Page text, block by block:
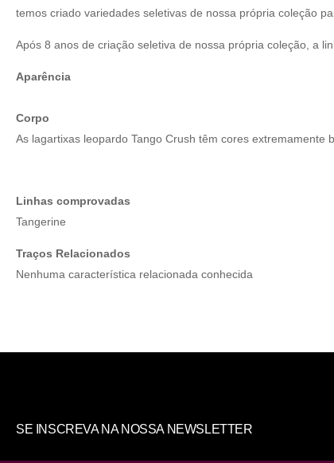
temos criado variedades seletivas de nossa própria coleção
Após 8 anos de criação seletiva de nossa própria coleção, a
Aparência
Corpo
As lagartixas leopardo Tango Crush têm cores extremamente
Linhas comprovadas
Tangerine
Traços Relacionados
Nenhuma característica relacionada conhecida
SE INSCREVA NA NOSSA NEWSLETTER